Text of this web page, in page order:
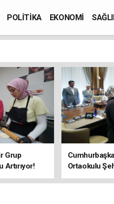
POLİTİKA EKONOMİ
Grup
Artırıyor!
Ortaokulu
Araya Geldi!